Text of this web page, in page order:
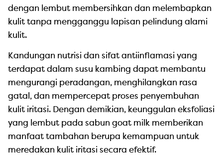
dengan lembut membersihkan dan melembapkan
kulit tanpa mengganggu lapisan pelindung alami
kulit.
Kandungan nutrisi dan sifat antiinflamasi yang
terdapat dalam susu kambing dapat membantu
mengurangi peradangan, menghilangkan rasa
gatal, dan mempercepat proses penyembuhan
kulit iritasi. Dengan demikian, keunggulan eksfoliasi
yang lembut pada sabun goat milk memberikan
manfaat tambahan berupa kemampuan untuk
meredakan kulit iritasi secara efektif.